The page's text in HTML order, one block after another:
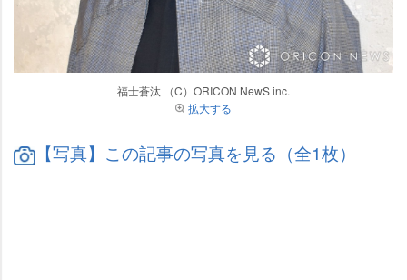
福士蒼汰 （C）ORICON NewS inc.
拡大する
【写真】この記事の写真を見る（全1枚）